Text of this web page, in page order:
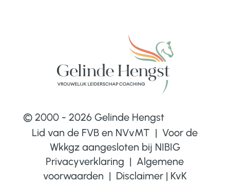
© 2000 - 2026 Gelinde Hengst
Lid van de FVB en NVvMT | Voor de
Wkkgz aangesloten bij NIBIG
Privacyverklaring | Algemene
voorwaarden | Disclaimer| KvK